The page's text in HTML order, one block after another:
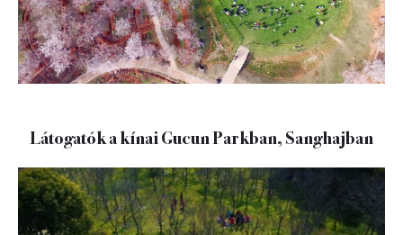
Látogatók a kínai Gucun Parkban, Sanghajban